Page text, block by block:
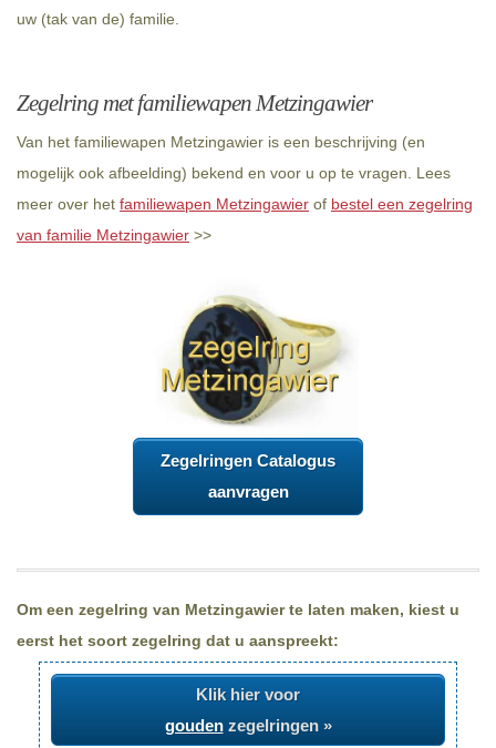
uw (tak van de) familie.
Zegelring met familiewapen Metzingawier
Van het familiewapen Metzingawier is een beschrijving (en
mogelijk ook afbeelding) bekend en voor u op te vragen. Lees
meer over het familiewapen Metzingawier of bestel een zegelring
van familie Metzingawier >>
Zegelringen Catalogus
aanvragen
Om een zegelring van Metzingawier te laten maken, kiest u
eerst het soort zegelring dat u aanspreekt:
Klik hier voor
goudenzegelringen »